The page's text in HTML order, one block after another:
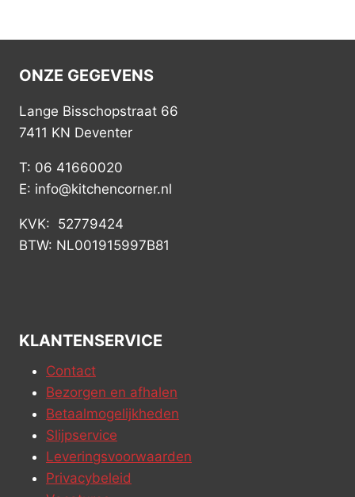
ONZE GEGEVENS
Lange Bisschopstraat 66
7411 KN Deventer
T: 06 41660020
E: info@kitchencorner.nl
KVK: 52779424
BTW: NL001915997B81
KLANTENSERVICE
Contact
Bezorgen en afhalen
Betaalmogelijkheden
Slijpservice
Leveringsvoorwaarden
Privacybeleid